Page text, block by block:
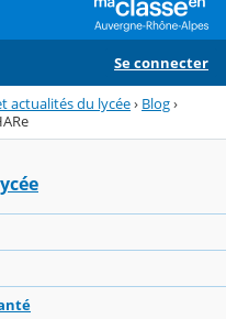
Se connecter
actualités du lycée› Blog›